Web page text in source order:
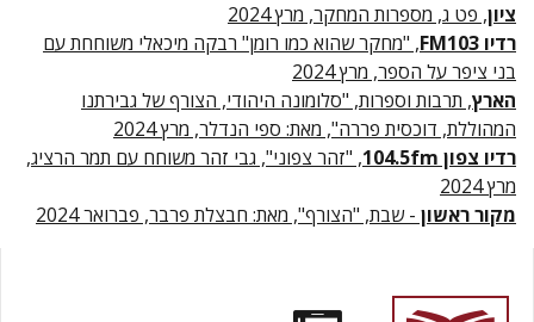
ציון, פט ג, מספרות המחקר, מרץ 2024
רדיו FM103
, "מחקר שהוא כמו רומן" רבקה מיכאלי משוחחת עם
בני ציפר על הספר, מרץ 2024
הארץ, תרבות וספרות, "סלומונה היהודי, הצורף של גבירתנו
המהוללת, דוכסית פררה", מאת: ספי הנדלר, מרץ 2024
רדיו צפון 104.5fm
, "זהר צפוני", גבי זהר משוחח עם תמר הרציג,
מרץ 2024
מקור ראשון - שבת, "הצורף", מאת: חבצלת פרבר, פברואר 2024